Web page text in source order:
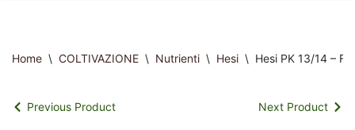
Home \ COLTIVAZIONE \ Nutrienti \ Hesi \ Hesi PK 13/14 –
Previous Product Next Product